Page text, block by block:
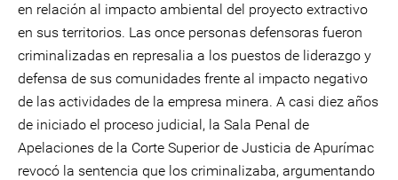
en relación al impacto ambiental del proyecto extractivo
en sus territorios. Las once personas defensoras fueron
criminalizadas en represalia a los puestos de liderazgo y
defensa de sus comunidades frente al impacto negativo
de las actividades de la empresa minera. A casi diez años
de iniciado el proceso judicial, la Sala Penal de
Apelaciones de la Corte Superior de Justicia de Apurímac
revocó la sentencia que los criminalizaba, argumentando